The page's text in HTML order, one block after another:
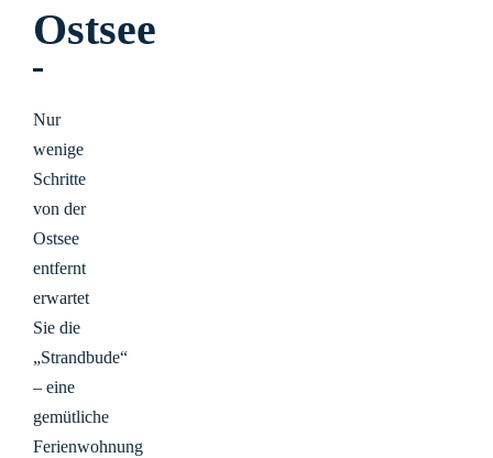
Ostsee
Nur
wenige
Schritte
von der
Ostsee
entfernt
erwartet
Sie die
„Strandbude“
– eine
gemütliche
Ferienwohnung